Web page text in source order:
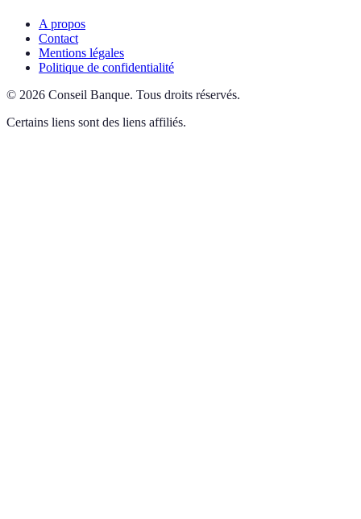
A propos
Contact
Mentions légales
Politique de confidentialité
© 2026 Conseil Banque. Tous droits réservés.
Certains liens sont des liens affiliés.